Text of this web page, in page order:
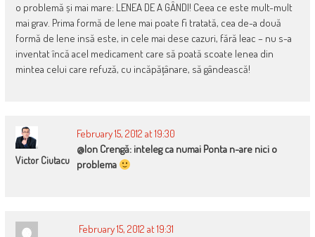
o problemă și mai mare: LENEA DE A GÂNDI! Ceea ce este mult-mult
mai grav. Prima formă de lene mai poate fi tratată, cea de-a două
formă de lene insă este, in cele mai dese cazuri, fără leac – nu s-a
inventat încă acel medicament care să poată scoate lenea din
mintea celui care refuză, cu incăpățânare, să gândească!
Victor Ciutacu
February 15, 2012 at 19:30
@Ion Crengă: inteleg ca numai Ponta n-are nici o
problema
February 15, 2012 at 19:31